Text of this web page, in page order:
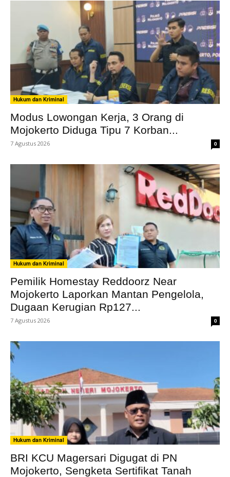
Hukum dan Kriminal
Modus Lowongan Kerja, 3 Orang di
Mojokerto Diduga Tipu 7 Korban...
7 Agustus 2026 0
Hukum dan Kriminal
Pemilik Homestay Reddoorz Near
Mojokerto Laporkan Mantan Pengelola,
Dugaan Kerugian Rp127...
7 Agustus 2026 0
Hukum dan Kriminal
BRI KCU Magersari Digugat di PN
Mojokerto, Sengketa Sertifikat Tanah